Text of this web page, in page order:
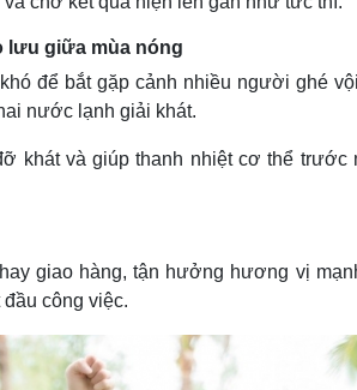
Nghệ sĩ
Thời trang
lưu giữa mùa nóng
để bắt gặp cảnh nhiều người ghé
nước lạnh giải khát.
khát và giúp thanh nhiệt cơ thể trước
giao hàng, tận hưởng hương vị
công việc.